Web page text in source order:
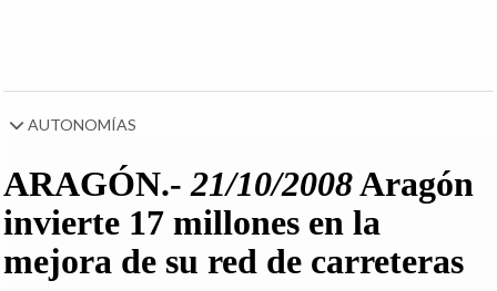
AUTONOMÍAS
ARAGÓN.- 21/10/2008Aragón
invierte 17 millones en la
mejora de su red de carreteras